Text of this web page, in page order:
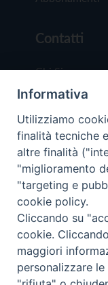
Contatti
Chi Siamo
Redazione
Scrivici
Copyright ©
Trentina
Privacy Policy
Informativa
Utilizziamo
finalità tecniche
altre finalità
"miglioramento
"targeting e
cookie policy.
Cliccando su
cookie.
maggiori
personalizzare